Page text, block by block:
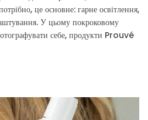
це основне: гарне освітлення,
У цьому покроковому
себе, продукти Prouvé